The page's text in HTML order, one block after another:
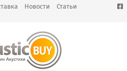
Новости
Статьи